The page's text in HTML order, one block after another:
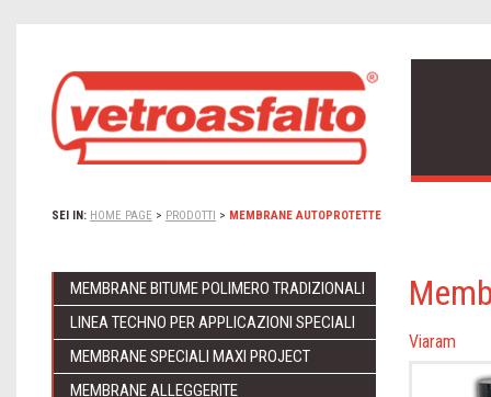
SEI IN: HOME PAGE > PRODOTTI > MEMBRANE AUTOPROTETTE
MEMBRANE BITUME POLIMERO TRADIZIONALI
LINEA TECHNO PER APPLICAZIONI SPECIALI
MEMBRANE SPECIALI MAXI PROJECT
MEMBRANE ALLEGGERITE
Viaram